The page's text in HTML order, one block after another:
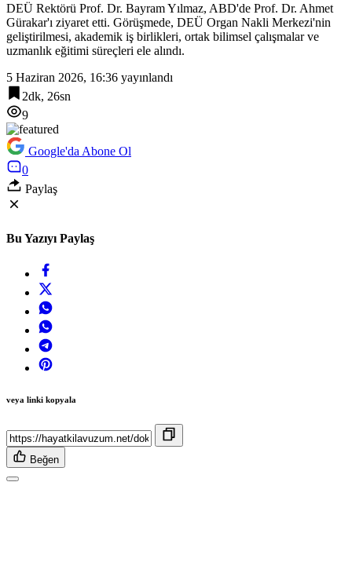
DEÜ Rektörü Prof. Dr. Bayram Yılmaz, ABD'de Prof. Dr. Ahmet
Gürakar'ı ziyaret etti. Görüşmede, DEÜ Organ Nakli Merkezi'nin
geliştirilmesi, akademik iş birlikleri, ortak bilimsel çalışmalar ve
uzmanlık eğitimi süreçleri ele alındı.
5 Haziran 2026, 16:36 yayınlandı
2dk, 26sn
9
Google'da Abone Ol
0
Paylaş
Bu Yazıyı Paylaş
veya linki kopyala
Beğen